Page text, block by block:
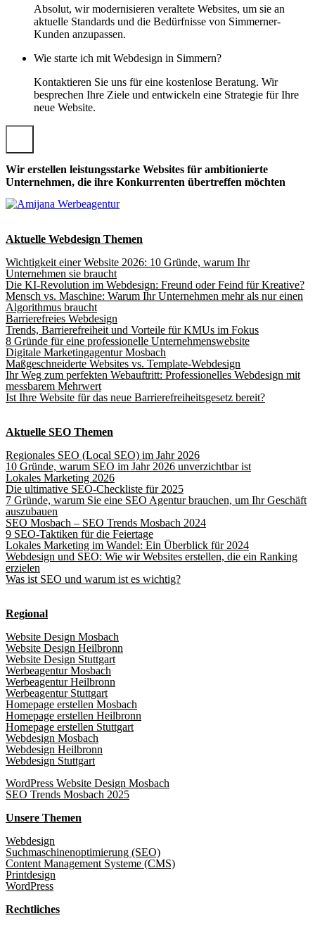
Absolut, wir modernisieren veraltete Websites, um sie an
aktuelle Standards und die Bedürfnisse von Simmerner-
Kunden anzupassen.
Wie starte ich mit Webdesign in Simmern?
Kontaktieren Sie uns für eine kostenlose Beratung. Wir
besprechen Ihre Ziele und entwickeln eine Strategie für Ihre
neue Website.
Wir erstellen leistungsstarke Websites für ambitionierte
Unternehmen, die ihre Konkurrenten übertreffen möchten
Aktuelle Webdesign Themen
Wichtigkeit einer Website 2026: 10 Gründe, warum Ihr
Unternehmen sie braucht
Die KI-Revolution im Webdesign: Freund oder Feind für Kreative?
Mensch vs. Maschine: Warum Ihr Unternehmen mehr als nur einen
Algorithmus braucht
Barrierefreies Webdesign
Trends, Barrierefreiheit und Vorteile für KMUs im Fokus
8 Gründe für eine professionelle Unternehmenswebsite
Digitale Marketingagentur Mosbach
Maßgeschneiderte Websites vs. Template-Webdesign
Ihr Weg zum perfekten Webauftritt: Professionelles Webdesign mit
messbarem Mehrwert
Ist Ihre Website für das neue Barrierefreiheitsgesetz bereit?
Aktuelle SEO Themen
Regionales SEO (Local SEO) im Jahr 2026
10 Gründe, warum SEO im Jahr 2026 unverzichtbar ist
Lokales Marketing 2026
Die ultimative SEO-Checkliste für 2025
7 Gründe, warum Sie eine SEO Agentur brauchen, um Ihr Geschäft
auszubauen
SEO Mosbach – SEO Trends Mosbach 2024
9 SEO-Taktiken für die Feiertage
Lokales Marketing im Wandel: Ein Überblick für 2024
Webdesign und SEO: Wie wir Websites erstellen, die ein Ranking
erzielen
Was ist SEO und warum ist es wichtig?
Regional
Website Design Mosbach
Website Design Heilbronn
Website Design Stuttgart
Werbeagentur Mosbach
Werbeagentur Heilbronn
Werbeagentur Stuttgart
Homepage erstellen Mosbach
Homepage erstellen Heilbronn
Homepage erstellen Stuttgart
Webdesign Mosbach
Webdesign Heilbronn
Webdesign Stuttgart
WordPress Website Design Mosbach
SEO Trends Mosbach 2025
Unsere Themen
Webdesign
Suchmaschinenoptimierung (SEO)
Content Management Systeme (CMS)
Printdesign
WordPress
Rechtliches